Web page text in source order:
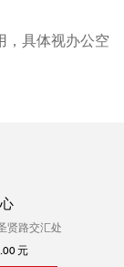
，具体视办公空
贤路交汇处
元